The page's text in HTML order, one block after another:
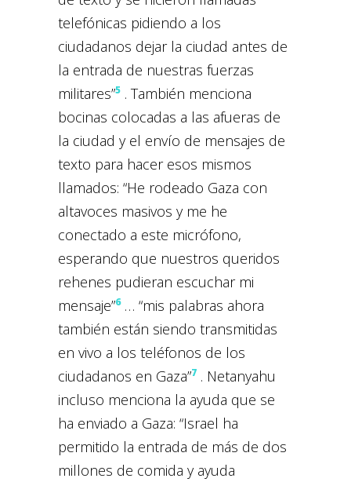
telefónicas pidiendo a los
ciudadanos dejar la ciudad antes de
la entrada de nuestras fuerzas
militares”5 . También menciona
bocinas colocadas a las afueras de
la ciudad y el envío de mensajes de
texto para hacer esos mismos
llamados: “He rodeado Gaza con
altavoces masivos y me he
conectado a este micrófono,
esperando que nuestros queridos
rehenes pudieran escuchar mi
mensaje”6… “mis palabras ahora
también están siendo transmitidas
en vivo a los teléfonos de los
ciudadanos en Gaza”7 . Netanyahu
incluso menciona la ayuda que se
ha enviado a Gaza: “Israel ha
permitido la entrada de más de dos
millones de comida y ayuda